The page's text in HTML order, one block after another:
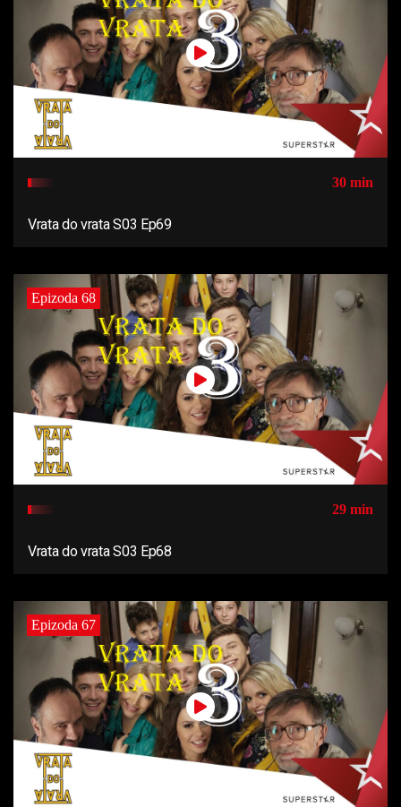
30 min
Vrata do vrata S03 Ep69
Epizoda 68
29 min
Vrata do vrata S03 Ep68
Epizoda 67